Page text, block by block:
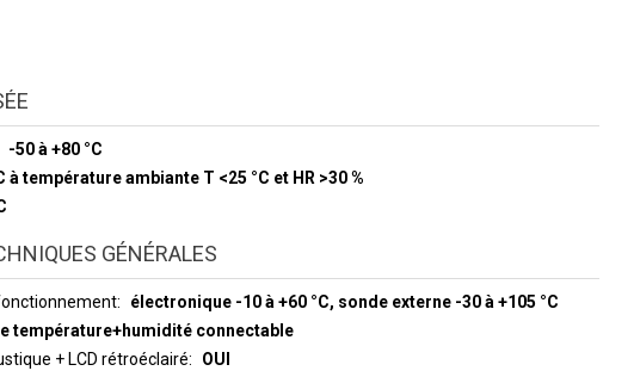
-50 à +80 °C
à température ambiante T <25 °C et HR >30 %
GÉNÉRALES
électronique -10 à +60 °C, sonde externe -30 à +105 °C
température+humidité connectable
+ LCD rétroéclairé
OUI